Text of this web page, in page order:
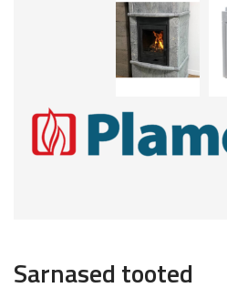
Sarnased tooted